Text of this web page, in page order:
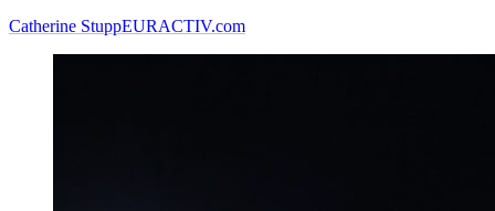
Catherine StuppEURACTIV.com